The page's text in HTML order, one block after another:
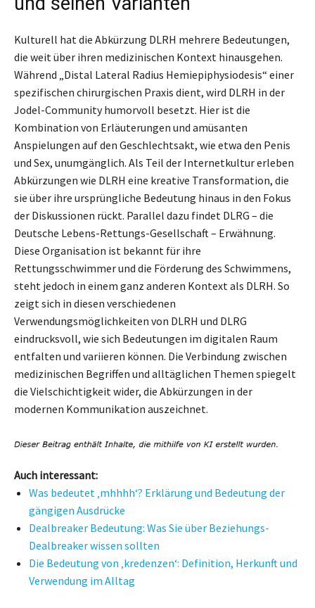
Kulturell hat die Abkürzung DLRH mehrere Bedeutungen,
die weit über ihren medizinischen Kontext hinausgehen.
Während „Distal Lateral Radius Hemiepiphysiodesis“ einer
spezifischen chirurgischen Praxis dient, wird DLRH in der
Jodel-Community humorvoll besetzt. Hier ist die
Kombination von Erläuterungen und amüsanten
Anspielungen auf den Geschlechtsakt, wie etwa den Penis
und Sex, unumgänglich. Als Teil der Internetkultur erleben
Abkürzungen wie DLRH eine kreative Transformation, die
sie über ihre ursprüngliche Bedeutung hinaus in den Fokus
der Diskussionen rückt. Parallel dazu findet DLRG – die
Deutsche Lebens-Rettungs-Gesellschaft – Erwähnung.
Diese Organisation ist bekannt für ihre
Rettungsschwimmer und die Förderung des Schwimmens,
steht jedoch in einem ganz anderen Kontext als DLRH. So
zeigt sich in diesen verschiedenen
Verwendungsmöglichkeiten von DLRH und DLRG
eindrucksvoll, wie sich Bedeutungen im digitalen Raum
entfalten und variieren können. Die Verbindung zwischen
medizinischen Begriffen und alltäglichen Themen spiegelt
die Vielschichtigkeit wider, die Abkürzungen in der
modernen Kommunikation auszeichnet.
Auch interessant:
Was bedeutet ‚mhhhh‘? Erklärung und Bedeutung der
gängigen Ausdrücke
Dealbreaker Bedeutung: Was Sie über Beziehungs-
Dealbreaker wissen sollten
Die Bedeutung von ‚kredenzen‘: Definition, Herkunft und
Verwendung im Alltag